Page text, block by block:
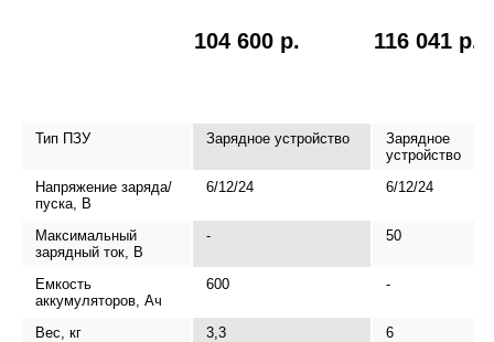
104 600 р. 116 041 р.
Тип ПЗУ Зарядное устройство
Зарядное
устройство
Напряжение заряда/
пуска, В
6/12/24 6/12/24
Максимальный
зарядный ток, В
- 50
Емкость
аккумуляторов, Ач
600 -
Вес, кг 3,3
6